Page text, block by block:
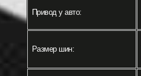
Привод у авто:
Размер шин: